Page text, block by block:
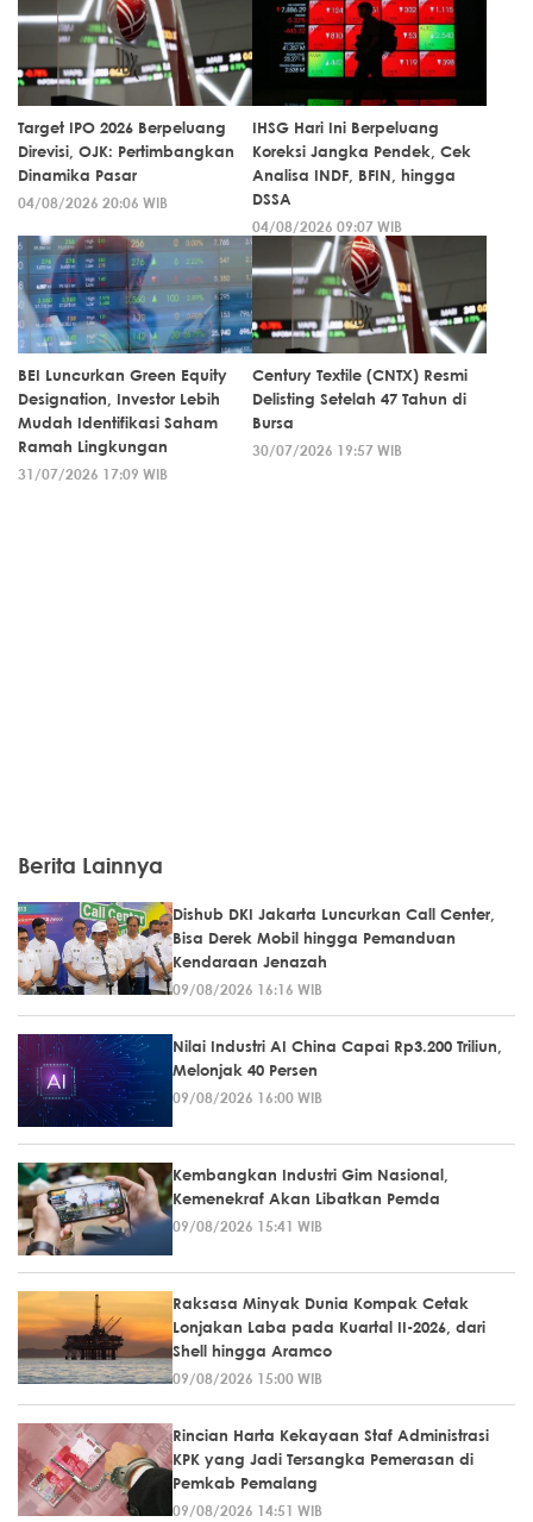
Target IPO 2026 Berpeluang
Direvisi, OJK: Pertimbangkan
Dinamika Pasar
04/08/2026 20:06 WIB
IHSG Hari Ini Berpeluang
Koreksi Jangka Pendek, Cek
Analisa INDF, BFIN, hingga
DSSA
04/08/2026 09:07 WIB
BEI Luncurkan Green Equity
Designation, Investor Lebih
Mudah Identifikasi Saham
Ramah Lingkungan
31/07/2026 17:09 WIB
Century Textile (CNTX) Resmi
Delisting Setelah 47 Tahun di
Bursa
30/07/2026 19:57 WIB
Berita Lainnya
Dishub DKI Jakarta Luncurkan Call Center,
Bisa Derek Mobil hingga Pemanduan
Kendaraan Jenazah
09/08/2026 16:16 WIB
Nilai Industri AI China Capai Rp3.200 Triliun,
Melonjak 40 Persen
09/08/2026 16:00 WIB
Kembangkan Industri Gim Nasional,
Kemenekraf Akan Libatkan Pemda
09/08/2026 15:41 WIB
Raksasa Minyak Dunia Kompak Cetak
Lonjakan Laba pada Kuartal II-2026, dari
Shell hingga Aramco
09/08/2026 15:00 WIB
Rincian Harta Kekayaan Staf Administrasi
KPK yang Jadi Tersangka Pemerasan di
Pemkab Pemalang
09/08/2026 14:51 WIB